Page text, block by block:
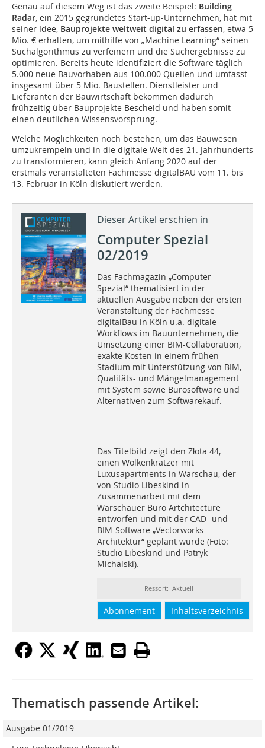
Genau auf diesem Weg ist das zweite Beispiel: Building
Radar, ein 2015 gegründetes Start-up-Unternehmen, hat mit
seiner Idee, Bauprojekte weltweit digital zu erfassen, etwa 5
Mio. € erhalten, um mithilfe von „Machine Learning“ seinen
Suchalgorithmus zu verfeinern und die Suchergebnisse zu
optimieren. Bereits heute identifiziert die Software täglich
5.000 neue Bauvorhaben aus 100.000 Quellen und umfasst
insgesamt über 5 Mio. Baustellen. Dienstleister und
Lieferanten der Bauwirtschaft bekommen dadurch
frühzeitig über Bauprojekte Bescheid und haben somit
einen deutlichen Wissensvorsprung.
Welche Möglichkeiten noch bestehen, um das Bauwesen
umzukrempeln und in die digitale Welt des 21. Jahrhunderts
zu transformieren, kann gleich Anfang 2020 auf der
erstmals veranstalteten Fachmesse digitalBAU vom 11. bis
13. Februar in Köln diskutiert werden.
Dieser Artikel erschien in
Computer Spezial
02/2019
Das Fachmagazin „Computer
Spezial“ thematisiert in der
aktuellen Ausgabe neben der ersten
Veranstaltung der Fachmesse
digitalBau in Köln u.a. digitale
Workflows im Bauunternehmen, die
Umsetzung einer BIM-Collaboration,
exakte Kosten in einem frühen
Stadium mit Unterstützung von BIM,
Qualitäts- und Mängelmanagement
mit System sowie Bürosoftware und
Alternativen zum Softwarekauf.
Das Titelbild zeigt den Złota 44,
einen Wolkenkratzer mit
Luxusapartments in Warschau, der
von Studio Libeskind in
Zusammenarbeit mit dem
Warschauer Büro Artchitecture
entworfen und mit der CAD- und
BIM-Software „Vectorworks
Architektur“ geplant wurde (Foto:
Studio Libeskind und Patryk
Michalski).
Ressort: Aktuell
Abonnement Inhaltsverzeichnis
Thematisch passende Artikel:
Ausgabe 01/2019